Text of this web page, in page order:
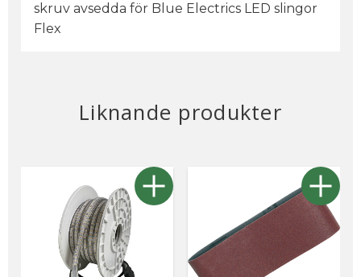
skruv avsedda för Blue Electrics LED slingor
Flex
Liknande produkter